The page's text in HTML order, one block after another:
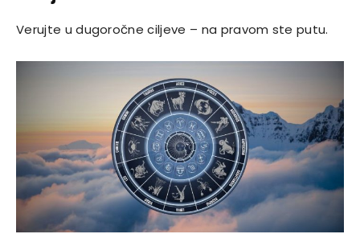
Verujte u dugoročne ciljeve – na pravom ste putu.